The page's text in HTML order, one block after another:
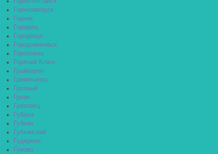
Горнозаводск
Горняк
Городец
Городище
Городовиковск
Гороховец
Горячий Ключ
Грайворон
Гремячинск
Грозный
Грязи
Грязовец
Губаха
Губкин
Губкинский
Гудермес
Гуково